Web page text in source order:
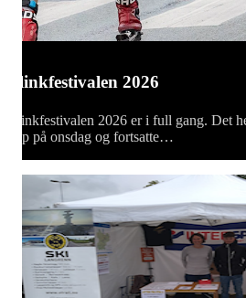
Blinkfestivalen 2026
Blinkfestivalen 2026 er i full gang. Det
opp på onsdag og fortsatte…